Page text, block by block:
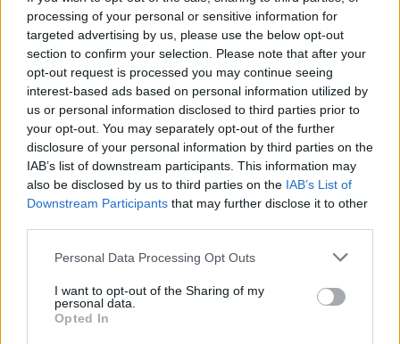
processing of your personal or sensitive information for
targeted advertising by us, please use the below opt-out
section to confirm your selection. Please note that after your
opt-out request is processed you may continue seeing
interest-based ads based on personal information utilized by
us or personal information disclosed to third parties prior to
your opt-out. You may separately opt-out of the further
disclosure of your personal information by third parties on the
IAB’s list of downstream participants. This information may
also be disclosed by us to third parties on the IAB’s List of
Downstream Participants that may further disclose it to other
Personal Data Processing Opt Outs
I want to opt-out of the Sharing of my
personal data.
Opted In
Η Gigi Hadid επιστρέφει στη Miu
Miu με μια καμπάνια αφιερωμένη
στις νέες it-bags του οίκου